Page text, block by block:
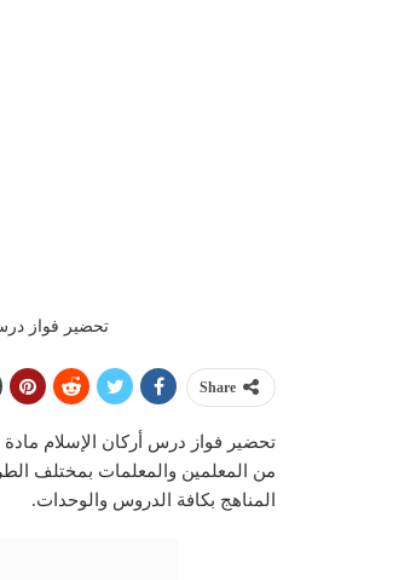
تحضير فواز درس
Share
من المعلمين والمعلمات بمختلف
المناهج بكافة الدروس والوحدات.